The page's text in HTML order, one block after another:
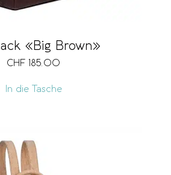
«Big Brown»
CHF 185.00
In die Tasche